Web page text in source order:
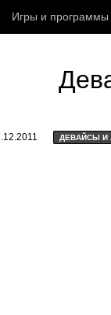
Игры и программы
ДЕВАЙСЫ И